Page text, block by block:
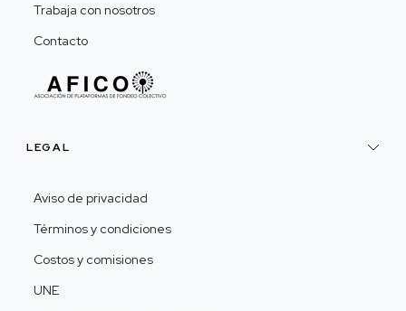
Trabaja con nosotros
Contacto
LEGAL
Aviso de privacidad
Términos y condiciones
Costos y comisiones
UNE